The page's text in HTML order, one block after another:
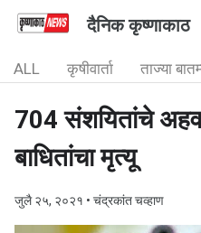
दैनिक कृष्णाकाठ
ALL कृषीवार्ता ताज्या
704 संशयितांचे
बाधितांचा मृत्यू
जुलै २५, २०२१ • चंद्रकांत चव्हाण